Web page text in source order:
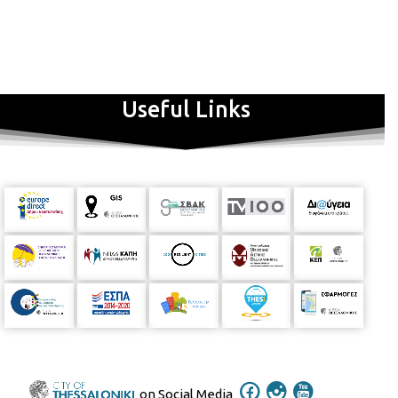
Useful Links
on Social Media